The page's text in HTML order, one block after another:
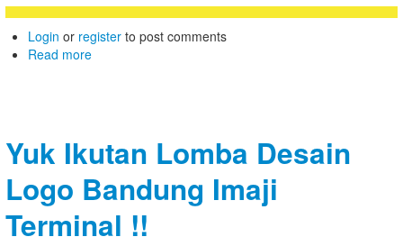
Login or register to post comments
Read more
Yuk Ikutan Lomba Desain
Logo Bandung Imaji
Terminal !!